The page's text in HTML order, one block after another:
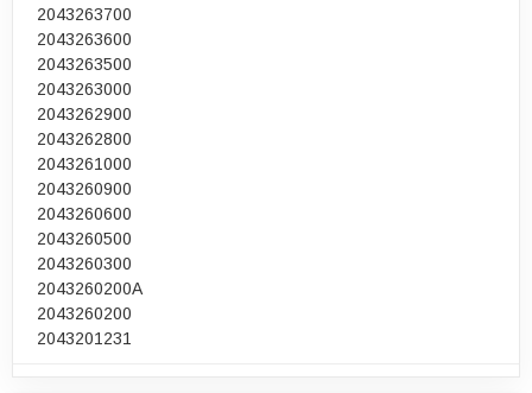
2043263700
2043263600
2043263500
2043263000
2043262900
2043262800
2043261000
2043260900
2043260600
2043260500
2043260300
2043260200A
2043260200
2043201231